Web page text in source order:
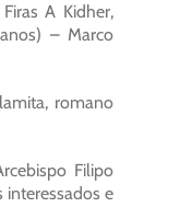
A Kidher,
– Marco
romano
Filipo
interessados e